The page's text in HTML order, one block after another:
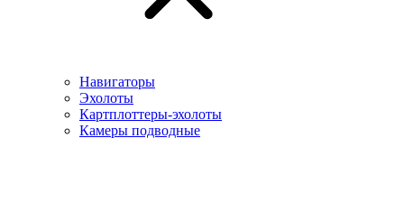
Навигаторы
Эхолоты
Картплоттеры-эхолоты
Камеры подводные